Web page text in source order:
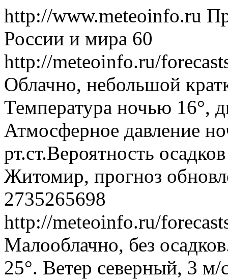
http://www.meteoinfo.ru
России и мира 60
http://meteoinfo.ru/
Облачно, небольшой
Температура ночью 16°,
Атмосферное давление
рт.ст.Вероятность
Житомир, прогноз
2735265698
http://meteoinfo.ru/
Малооблачно, без
25°. Ветер северный, 3